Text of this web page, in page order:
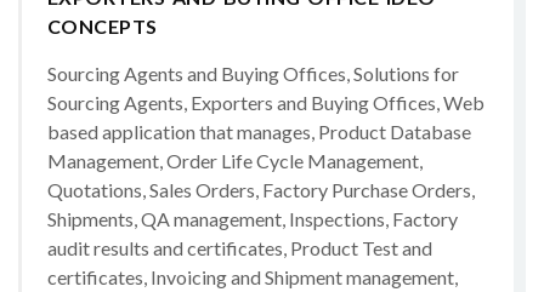
CONCEPTS
Sourcing Agents and Buying Offices, Solutions for
Sourcing Agents, Exporters and Buying Offices, Web
based application that manages, Product Database
Management, Order Life Cycle Management,
Quotations, Sales Orders, Factory Purchase Orders,
Shipments, QA management, Inspections, Factory
audit results and certificates, Product Test and
certificates, Invoicing and Shipment management,